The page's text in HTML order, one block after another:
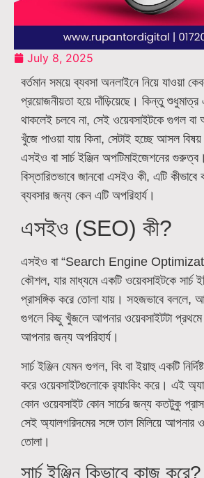
July 8, 2025
বর্তমান সময়ে ব্যবসা অনলাইনে নিয়ে যাওয়া
প্রয়োজনীয়তা হয়ে দাঁড়িয়েছে। কিন্তু শুধুমাত্র
থাকলেই চলবে না, সেই ওয়েবসাইটকে গুগল বা
খুঁজে পাওয়া যায় কিনা, সেটাই হচ্ছে আসল
এসইও বা সার্চ ইঞ্জিন অপটিমাইজেশনের
বিস্তারিতভাবে জানবো এসইও কী, এটি
ব্যবসার জন্য কেন এটি অপরিহার্য।
এসইও (SEO) কী?
এসইও বা “Search Engine
কৌশল, যার মাধ্যমে একটি ওয়েবসাইটকে সার্চ
প্রাসঙ্গিক করে তোলা যায়। সহজভাবে বললে,
গুগলে কিছু খুঁজলে আপনার ওয়েবসাইটটা
আপনার জন্য অপরিহার্য।
সার্চ ইঞ্জিন যেমন গুগল, বিং বা ইয়াহু একটি
করে ওয়েবসাইটগুলোকে র‌্যাংকিং করে। এই
কোন ওয়েবসাইট কোন সার্চের জন্য কতটুকু
সেই অ্যালগরিদমের সঙ্গে তাল মিলিয়ে আপনার
তোলা।
সার্চ ইঞ্জিন কিভাবে কাজ করে?